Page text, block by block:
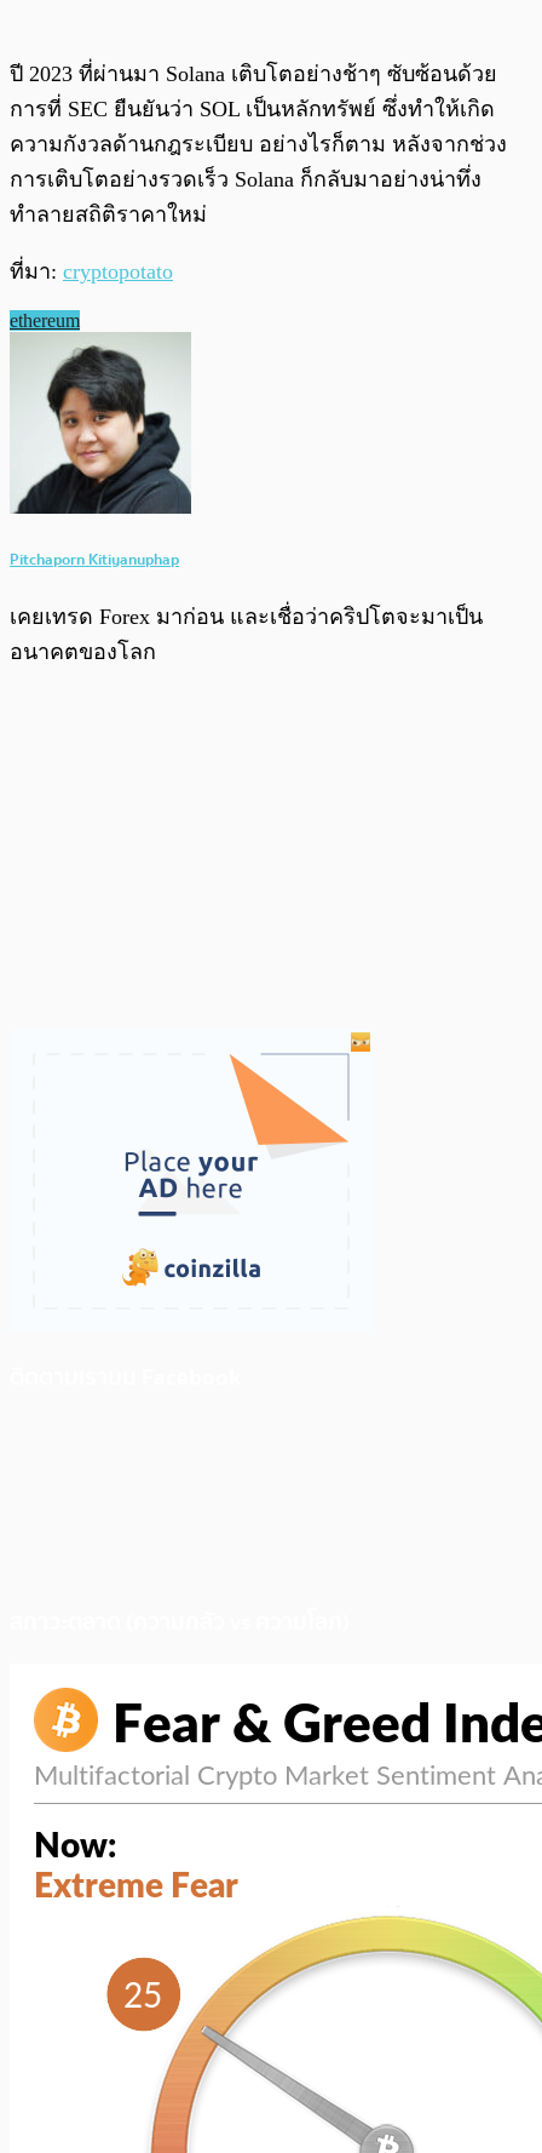
ปี 2023 ที่ผ่านมา Solana เติบโตอย่างช้าๆ ซับซ้อนด้วย
การที่ SEC ยืนยันว่า SOL เป็นหลักทรัพย์ ซึ่งทำให้เกิด
ความกังวลด้านกฎระเบียบ อย่างไรก็ตาม หลังจากช่วง
การเติบโตอย่างรวดเร็ว Solana ก็กลับมาอย่างน่าทึ่ง
ทำลายสถิติราคาใหม่
ที่มา: cryptopotato
ethereum
Pitchaporn Kitiyanuphap
เคยเทรด Forex มาก่อน และเชื่อว่าคริปโตจะมาเป็น
อนาคตของโลก